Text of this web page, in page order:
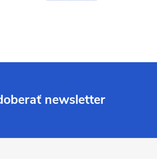
newsletter